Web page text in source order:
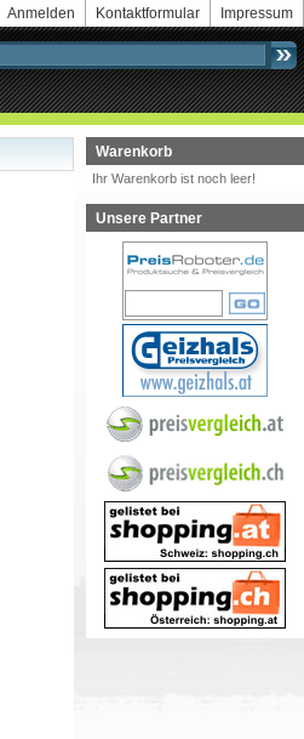
Anmelden Kontaktformular Impressum
Warenkorb
Ihr Warenkorb ist noch leer!
Unsere Partner